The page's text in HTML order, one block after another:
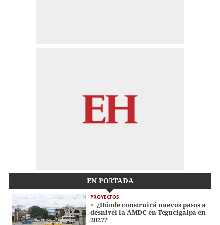
EN PORTADA
PROYECTOS
¿Dónde construirá nuevos pasos a
desnivel la AMDC en Tegucigalpa en
2027?